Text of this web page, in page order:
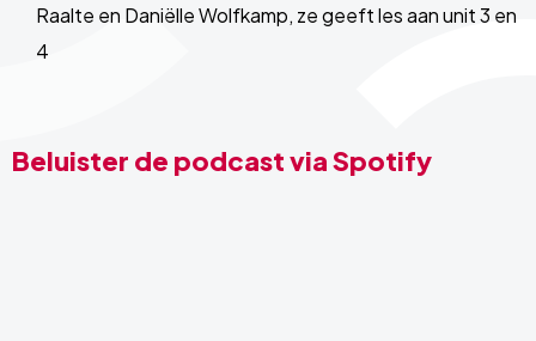
Raalte en Daniëlle Wolfkamp, ze geeft les aan unit 3 en
4
Beluister de podcast via Spotify